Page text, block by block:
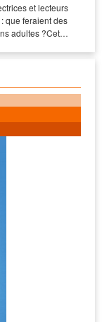
et lecteurs
que feraient des
adultes ?Cet…